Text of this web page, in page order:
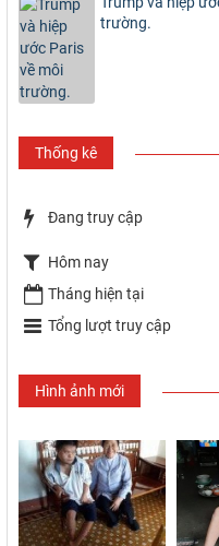
trường.
Thống kê
Đang truy cập
Hôm nay
Tháng hiện tại
Tổng lượt truy cập
Hình ảnh mới